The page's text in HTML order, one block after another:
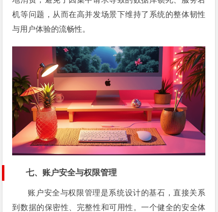
机等问题，从而在高并发场景下维持了系统的整体韧性
与用户体验的流畅性。
七、账户安全与权限管理
账户安全与权限管理是系统设计的基石，直接关系
到数据的保密性、完整性和可用性。一个健全的安全体